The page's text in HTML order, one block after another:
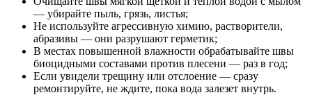
— убирайте пыль, грязь, листья;
Не используйте агрессивную химию, растворители,
абразивы — они разрушают герметик;
В местах повышенной влажности обрабатывайте швы
биоцидными составами против плесени — раз в год;
Если увидели трещину или отслоение — сразу
ремонтируйте, не ждите, пока вода залезет внутрь.